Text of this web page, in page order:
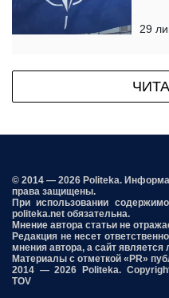
29
© 2014 — 2026 Politeka.
права защищены.
При использовании
politeka.net обязательна.
Мнение автора статьи не
Редакция не несет
мнения автора, а сайт
Материалы с отметкой «PR»
2014 — 2026 Politeka. Copyright
TOV